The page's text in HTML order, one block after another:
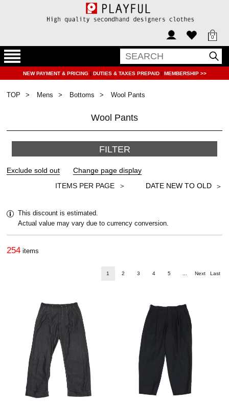
0
NEW PAYMENT & PRICING | DUTIES & TAXES PREPAID | MEMBERSHIP >>
TOP Mens Bottoms Wool Pants
Wool Pants
FILTER
＞
This discount is estimated.
Actual value may vary due to currency conversion.
254 items
1 2 3 4 5 Next Last